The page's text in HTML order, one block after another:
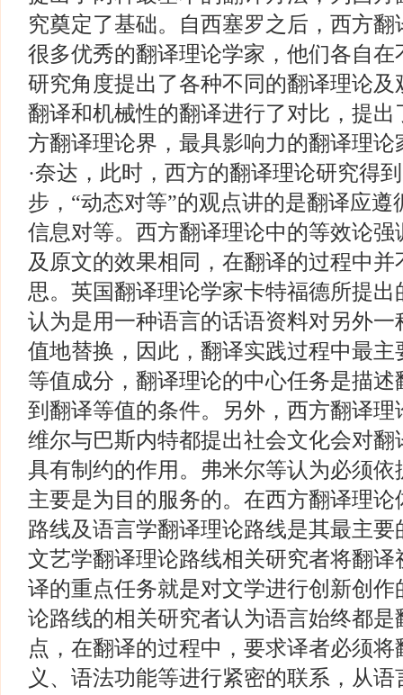
究奠定了基础。自西塞罗之后，西方
很多优秀的翻译理论学家，他们各自
研究角度提出了各种不同的翻译理论
翻译和机械性的翻译进行了对比，提
方翻译理论界，最具影响力的翻译理
·奈达，此时，西方的翻译理论研究得
步，“动态对等”的观点讲的是翻译应
信息对等。西方翻译理论中的等效论
及原文的效果相同，在翻译的过程中
思。英国翻译理论学家卡特福德所提出
认为是用一种语言的话语资料对另外
值地替换，因此，翻译实践过程中最
等值成分，翻译理论的中心任务是描
到翻译等值的条件。另外，西方翻译
维尔与巴斯内特都提出社会文化会对
具有制约的作用。弗米尔等认为必须
主要是为目的服务的。在西方翻译理
路线及语言学翻译理论路线是其最主
文艺学翻译理论路线相关研究者将翻
译的重点任务就是对文学进行创新创
论路线的相关研究者认为语言始终都
点，在翻译的过程中，要求译者必须
义、语法功能等进行紧密的联系，从